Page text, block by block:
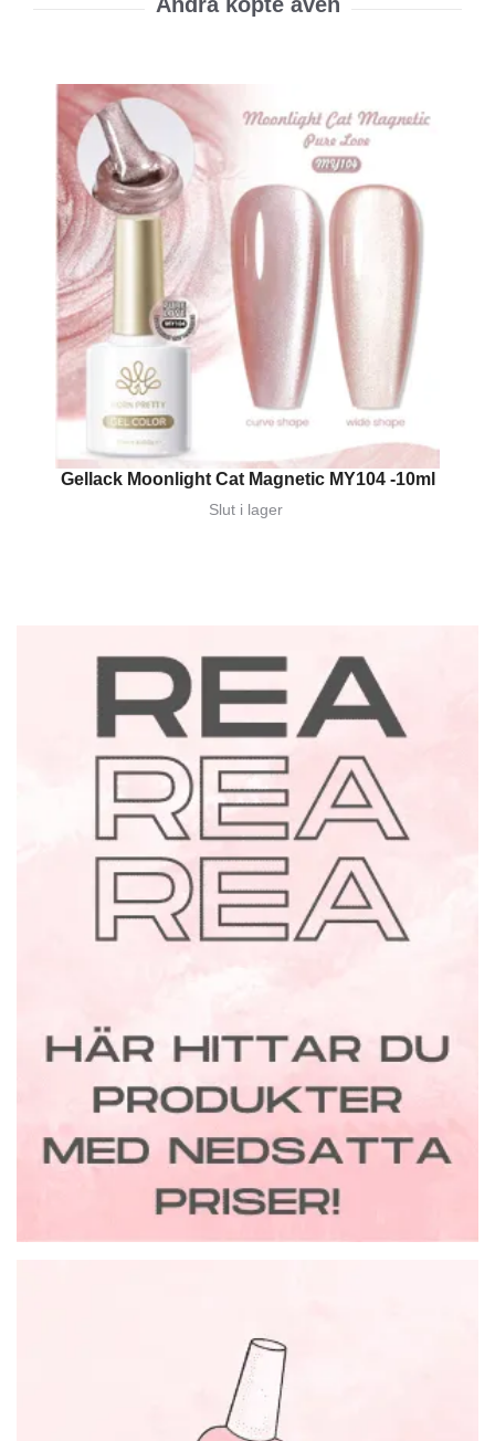
Gellack Moonlight Cat Magnetic MY104 -10ml
Slut i lager